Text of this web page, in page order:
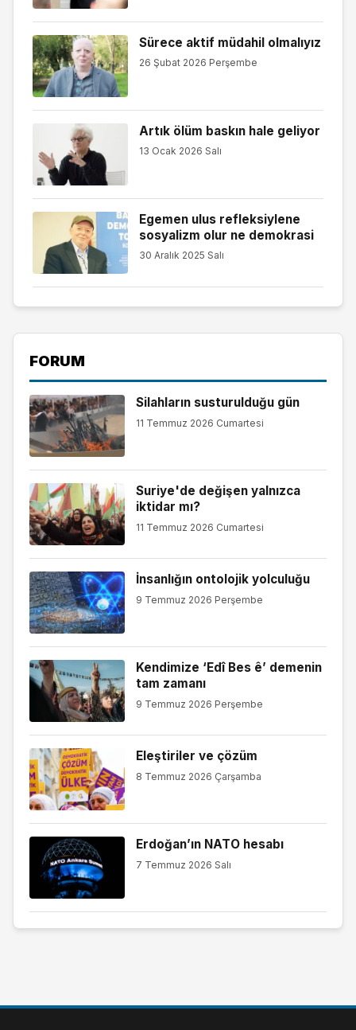
Sürece aktif müdahil olmalıyız
26 Şubat 2026 Perşembe
Artık ölüm baskın hale geliyor
13 Ocak 2026 Salı
Egemen ulus refleksiylene
sosyalizm olur ne demokrasi
30 Aralık 2025 Salı
FORUM
Silahların susturulduğu gün
11 Temmuz 2026 Cumartesi
Suriye'de değişen yalnızca
iktidar mı?
11 Temmuz 2026 Cumartesi
İnsanlığın ontolojik yolculuğu
9 Temmuz 2026 Perşembe
Kendimize ‘Edî Bes ê’ demenin
tam zamanı
9 Temmuz 2026 Perşembe
Eleştiriler ve çözüm
8 Temmuz 2026 Çarşamba
Erdoğan’ın NATO hesabı
7 Temmuz 2026 Salı